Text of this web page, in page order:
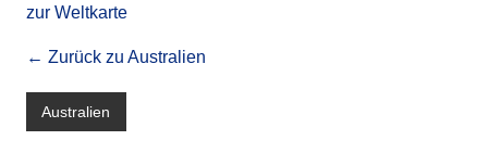
zur Weltkarte
← Zurück zu Australien
Australien